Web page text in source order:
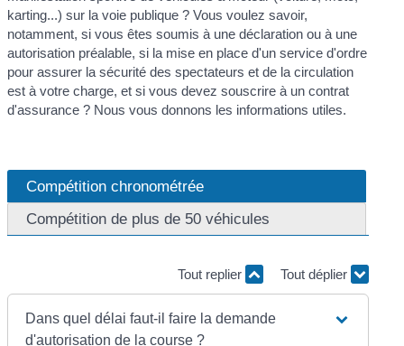
karting...) sur la voie publique ? Vous voulez savoir,
notamment, si vous êtes soumis à une déclaration ou à une
autorisation préalable, si la mise en place d'un service d'ordre
pour assurer la sécurité des spectateurs et de la circulation
est à votre charge, et si vous devez souscrire à un contrat
d'assurance ? Nous vous donnons les informations utiles.
Compétition chronométrée
Compétition de plus de 50 véhicules
Tout replier Tout déplier
Dans quel délai faut-il faire la demande
d'autorisation de la course ?